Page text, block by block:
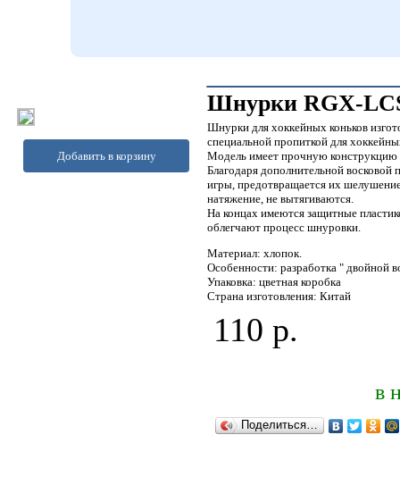
Добавить в корзину
Шнурки RGX-
Шнурки для хоккейных коньков
специальной пропиткой для
Модель имеет прочную конструкцию
Благодаря дополнительной восковой
игры, предотвращается их
натяжение, не вытягиваются.
На концах имеются защитные
облегчают процесс шнуровки.
Материал: хлопок.
Особенности: разработка " двойной
Упаковка: цветная коробка
Страна изготовления: Китай
110 р.
в
Поделиться…